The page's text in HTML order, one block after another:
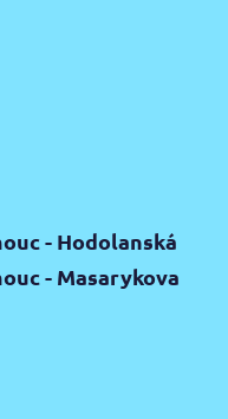
- Hodolanská
- Masarykova